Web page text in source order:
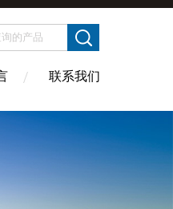
联系我们